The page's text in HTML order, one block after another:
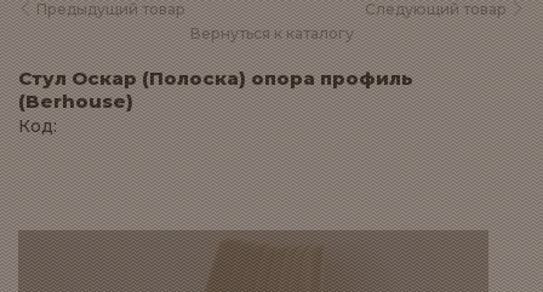
Предыдущий товар
Следующий товар
Вернуться к каталогу
Стул Оскар (Полоска) опора профиль
(Berhouse)
Код: